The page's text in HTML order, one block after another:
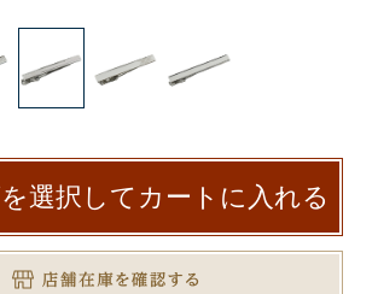
選択してカートに入れる